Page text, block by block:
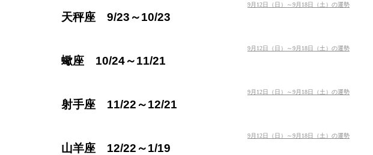
9月12日（日）～9月18日（土）の運勢
天秤座 9/23～10/23
9月12日（日）～9月18日（土）の運勢
蠍座 10/24～11/21
9月12日（日）～9月18日（土）の運勢
射手座 11/22～12/21
9月12日（日）～9月18日（土）の運勢
山羊座 12/22～1/19